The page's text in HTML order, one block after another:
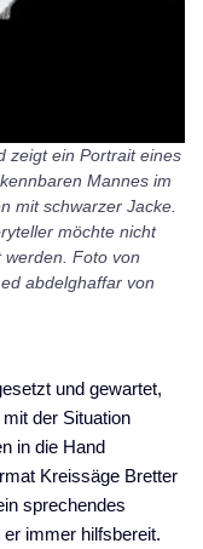
zeigt ein Portrait eines
Mannes im
mit schwarzer Jacke.
möchte nicht
werden. Foto von
abdelghaffar von
und gewartet,
der Situation
in die Hand
Kreissäge Bretter
sprechendes
immer hilfsbereit.